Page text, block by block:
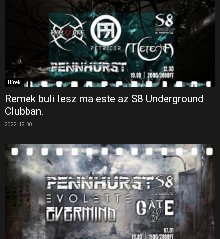
Hírek
Remek buli lesz ma este az S8 Underground
Clubban.
2022-12-30